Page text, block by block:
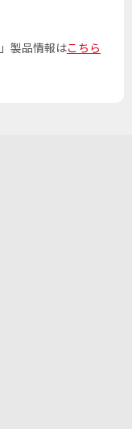
製品情報はこちら